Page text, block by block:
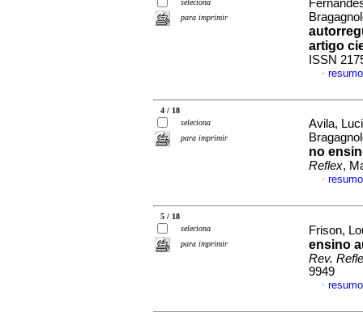
seleciona
para imprimir
artigo
ISSN
·
4 / 18
seleciona
para imprimir
Avila,
no
Reflex,
·
5 / 18
seleciona
para imprimir
Frison,
ensino
Rev.
9949
·